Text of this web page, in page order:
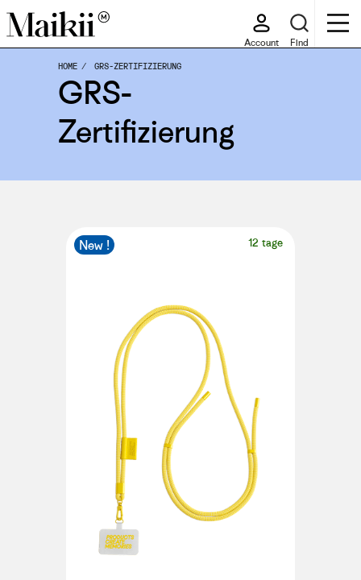
Account Find
HOME GRS-ZERTIFIZIERUNG
GRS-
Zertifizierung
12 tage
New !